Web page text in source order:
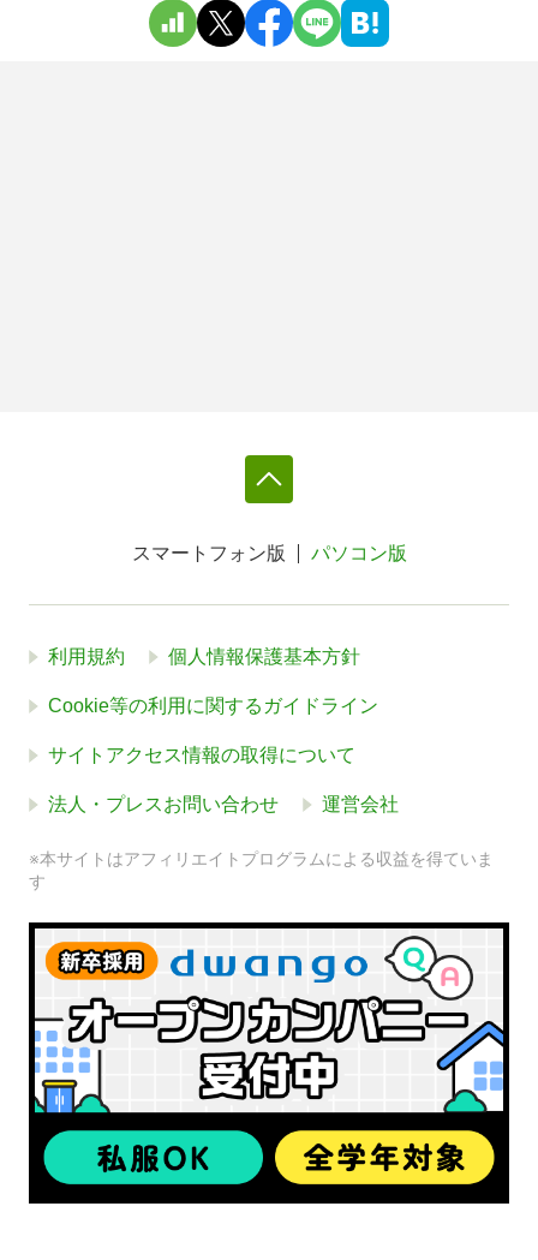
スマートフォン版 パソコン版
利用規約 個人情報保護基本方針
Cookie等の利用に関するガイドライン
サイトアクセス情報の取得について
法人・プレスお問い合わせ 運営会社
※本サイトはアフィリエイトプログラムによる収益を得ていま
す